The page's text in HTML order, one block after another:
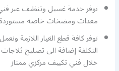
نوفر خدمة غسيل وتنظيف عبر
معدات ومضخات خاصة
نوفر كافة قطع الغيار اللازمة
التكلفة إضافة الى تصليح
خلال فني تكييف مركزي ممتاز